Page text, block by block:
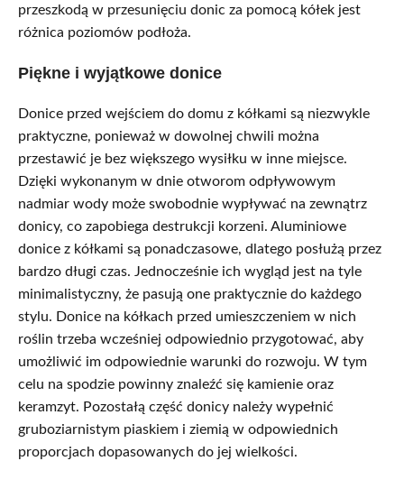
przeszkodą w przesunięciu donic za pomocą kółek jest
różnica poziomów podłoża.
Piękne i wyjątkowe donice
Donice przed wejściem do domu z kółkami są niezwykle
praktyczne, ponieważ w dowolnej chwili można
przestawić je bez większego wysiłku w inne miejsce.
Dzięki wykonanym w dnie otworom odpływowym
nadmiar wody może swobodnie wypływać na zewnątrz
donicy, co zapobiega destrukcji korzeni. Aluminiowe
donice z kółkami są ponadczasowe, dlatego posłużą przez
bardzo długi czas. Jednocześnie ich wygląd jest na tyle
minimalistyczny, że pasują one praktycznie do każdego
stylu. Donice na kółkach przed umieszczeniem w nich
roślin trzeba wcześniej odpowiednio przygotować, aby
umożliwić im odpowiednie warunki do rozwoju. W tym
celu na spodzie powinny znaleźć się kamienie oraz
keramzyt. Pozostałą część donicy należy wypełnić
gruboziarnistym piaskiem i ziemią w odpowiednich
proporcjach dopasowanych do jej wielkości.